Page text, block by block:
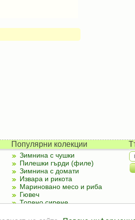
Популярни колекции
Зимнина с чушки
Пилешки гърди (филе)
Зимнина с домати
Извара и рикота
Мариновано месо и риба
Гювеч
Топено сирене